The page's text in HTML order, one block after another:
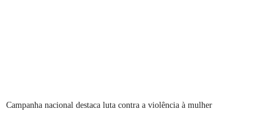
Campanha nacional destaca luta contra a violência à mulher